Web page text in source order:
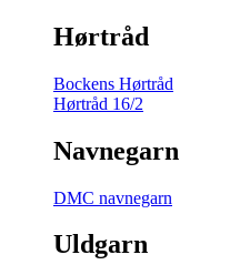
Hørtråd
Bockens Hørtråd
Hørtråd 16/2
Navnegarn
DMC navnegarn
Uldgarn